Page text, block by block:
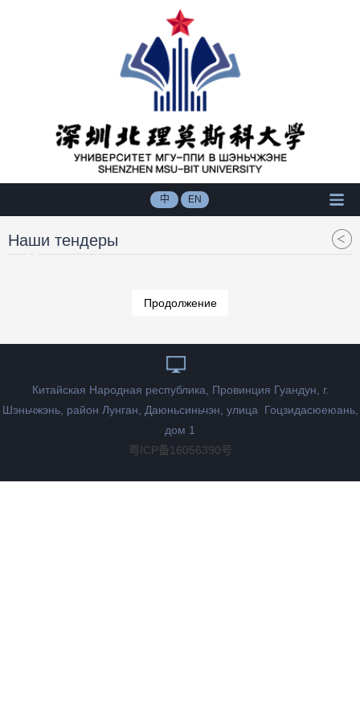
中 EN
Наши тендеры
Продолжение
Китайская Народная республика, Провинция Гуандун, г.
Шэньчжэнь, район Лунган, Даюньсиньчэн, улица Гоцзидасюеюань,
дом 1
粤ICP备16056390号